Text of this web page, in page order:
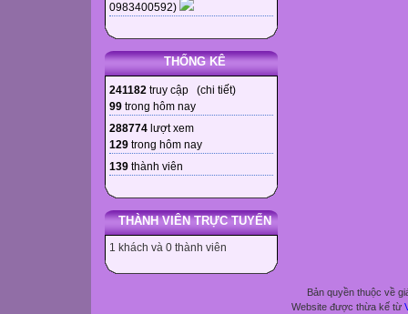
0983400592)
THỐNG KÊ
241182 truy cập (chi tiết)
99 trong hôm nay
288774 lượt xem
129 trong hôm nay
139 thành viên
THÀNH VIÊN TRỰC TUYẾN
1 khách và 0 thành viên
Bản quyền thuộc về
Website được thừa kế từ